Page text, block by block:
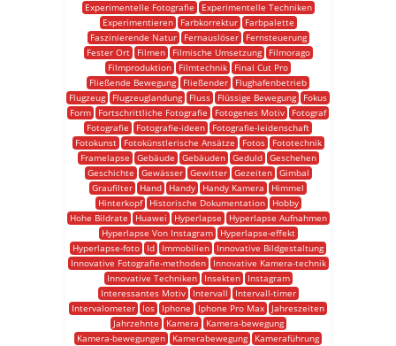
Experimentelle Fotografie
Experimentelle Techniken
Experimentieren
Farbkorrektur
Farbpalette
Faszinierende Natur
Fernauslöser
Fernsteuerung
Fester Ort
Filmen Filmische Umsetzung
Filmorago
Filmproduktion
Filmtechnik
Final Cut Pro
Fließende Bewegung
Fließender
Flughafenbetrieb
Flugzeug
Flugzeuglandung Fluss Flüssige Bewegung
Fokus
Form
Fortschrittliche Fotografie Fotogenes Motiv
Fotograf
Fotografie
Fotografie-ideen
Fotografie-leidenschaft
Fotokunst
Fotokünstlerische Ansätze Fotos
Fototechnik
Framelapse
Gebäude Gebäuden Geduld
Geschehen
Geschichte
Gewässer Gewitter Gezeiten
Gimbal
Graufilter
Hand Handy Handy Kamera
Himmel
Hinterkopf
Historische Dokumentation
Hobby
Hohe Bildrate
Huawei Hyperlapse
Hyperlapse Aufnahmen
Hyperlapse Von Instagram
Hyperlapse-effekt
Hyperlapse-foto
Id Immobilien
Innovative Bildgestaltung
Innovative Fotografie-methoden
Innovative Kamera-technik
Innovative Techniken
Insekten
Instagram
Interessantes Motiv
Intervall
Intervall-timer
Intervalometer
Ios Iphone Iphone Pro Max
Jahreszeiten
Jahrzehnte
Kamera
Kamera-bewegung
Kamera-bewegungen
Kamerabewegung
Kameraführung